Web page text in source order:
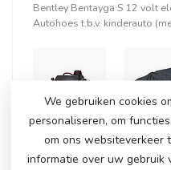
Bentley Bentayga S 12 volt
Autohoes t.b.v. kinderauto
We gebruiken cookies
personaliseren, om
om ons websiteverkeer
informatie over uw gebruik